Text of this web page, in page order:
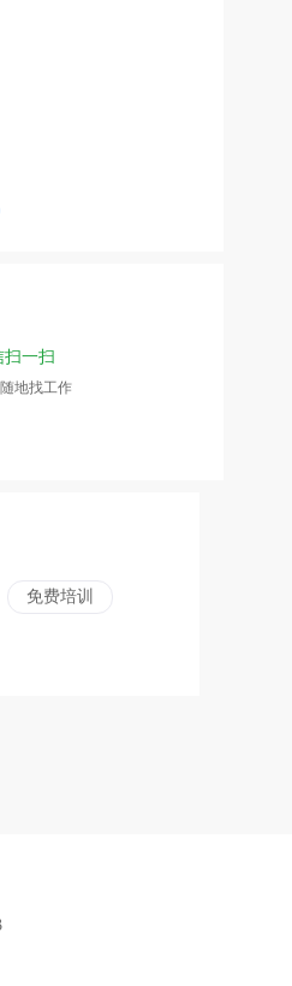
扫一扫
地找工作
免费培训